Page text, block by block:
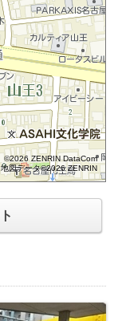
©2026 ZENRIN DataCom
地図データ©2026 ZENRIN